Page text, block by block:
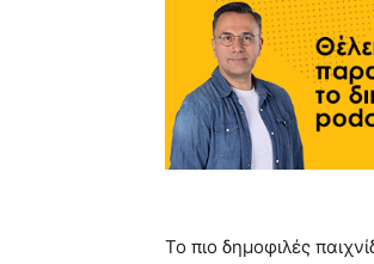
Το πιο δημοφιλές